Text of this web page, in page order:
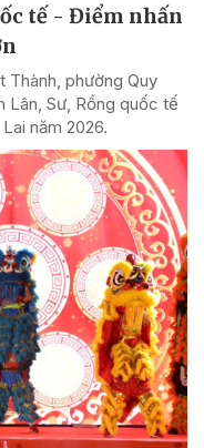
tế - Điểm nhấn
Thành, phường Quy
Lân, Sư, Rồng quốc tế
năm 2026.